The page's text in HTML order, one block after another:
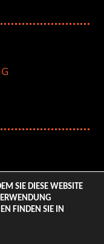
& Style Magazine.
SIE DIESE WEBSITE
FINDEN SIE IN